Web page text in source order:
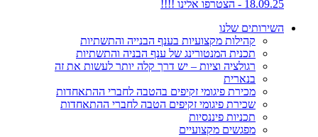
18.09.25 - הצטרפו אלינו !!!!
השירותים שלנו
קהילות מקצועיות בענף הבנייה והתשתיות
תכנית המנטורינג של ענף הבניה והתשתיות
רגולציה וציות – יש דרך קלה יותר לעשות את זה
בנארית
מכירת פיגומי זקיפים בהטבה לחברי ההתאחדות
שכירת פיגומי זקיפים הטבה לחברי ההתאחדות
תכניות פיננסיות
מפגשים מקצועיים